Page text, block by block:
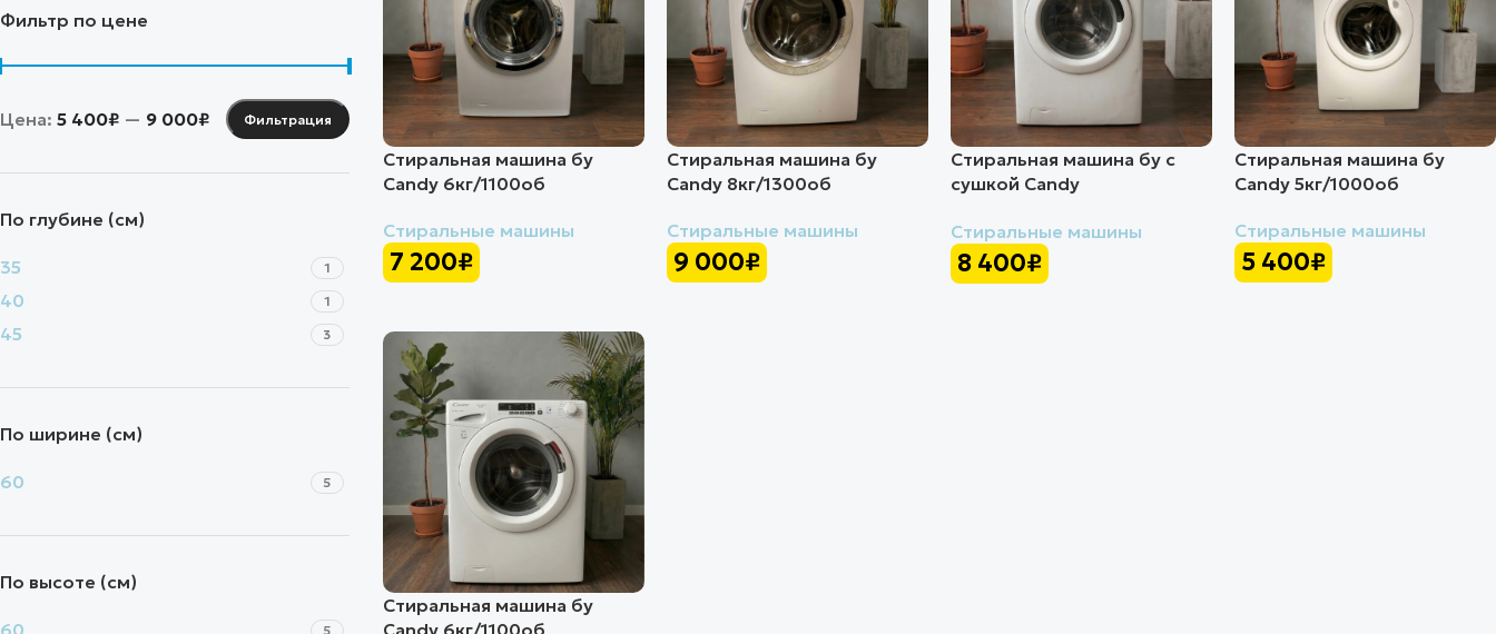
Фильтр по цене
Фильтрация
Цена: 5 400₽ — 9 000₽
По глубине (см)
35 1
40 1
45 3
По ширине (см)
60 5
По высоте (см)
60 5
Стиральная машина бу
Candy 6кг/1100об
Стиральные машины
7 200₽
Стиральная машина бу
Candy 8кг/1300об
Стиральные машины
9 000₽
Стиральная машина бу с
сушкой Candy
Стиральные машины
8 400₽
Стиральная машина бу
Candy 5кг/1000об
Стиральные машины
5 400₽
Стиральная машина бу